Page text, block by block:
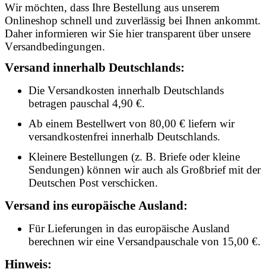
Wir möchten, dass Ihre Bestellung aus unserem
Onlineshop schnell und zuverlässig bei Ihnen ankommt.
Daher informieren wir Sie hier transparent über unsere
Versandbedingungen.
Versand innerhalb Deutschlands:
Die Versandkosten innerhalb Deutschlands
betragen pauschal 4,90 €.
Ab einem Bestellwert von 80,00 € liefern wir
versandkostenfrei innerhalb Deutschlands.
Kleinere Bestellungen (z. B. Briefe oder kleine
Sendungen) können wir auch als Großbrief mit der
Deutschen Post verschicken.
Versand ins europäische Ausland:
Für Lieferungen in das europäische Ausland
berechnen wir eine Versandpauschale von 15,00 €.
Hinweis: